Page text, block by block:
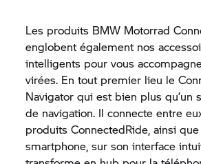
Les produits BMW Motorrad
englobent également nos
intelligents pour vous
virées. En tout premier lieu le
Navigator qui est bien plus qu’un
de navigation. Il connecte entre
produits ConnectedRide, ainsi
smartphone, sur son interface